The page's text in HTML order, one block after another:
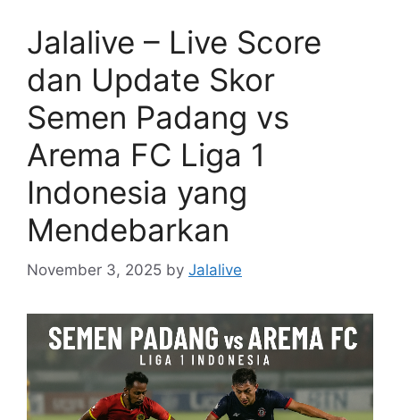
Jalalive – Live Score
dan Update Skor
Semen Padang vs
Arema FC Liga 1
Indonesia yang
Mendebarkan
November 3, 2025 by Jalalive